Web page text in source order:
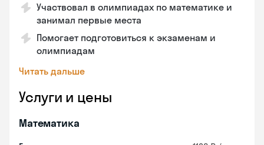
Участвовал в олимпиадах по математике и
занимал первые места
Помогает подготовиться к экзаменам и
олимпиадам
Читать дальше
Услуги и цены
Математика